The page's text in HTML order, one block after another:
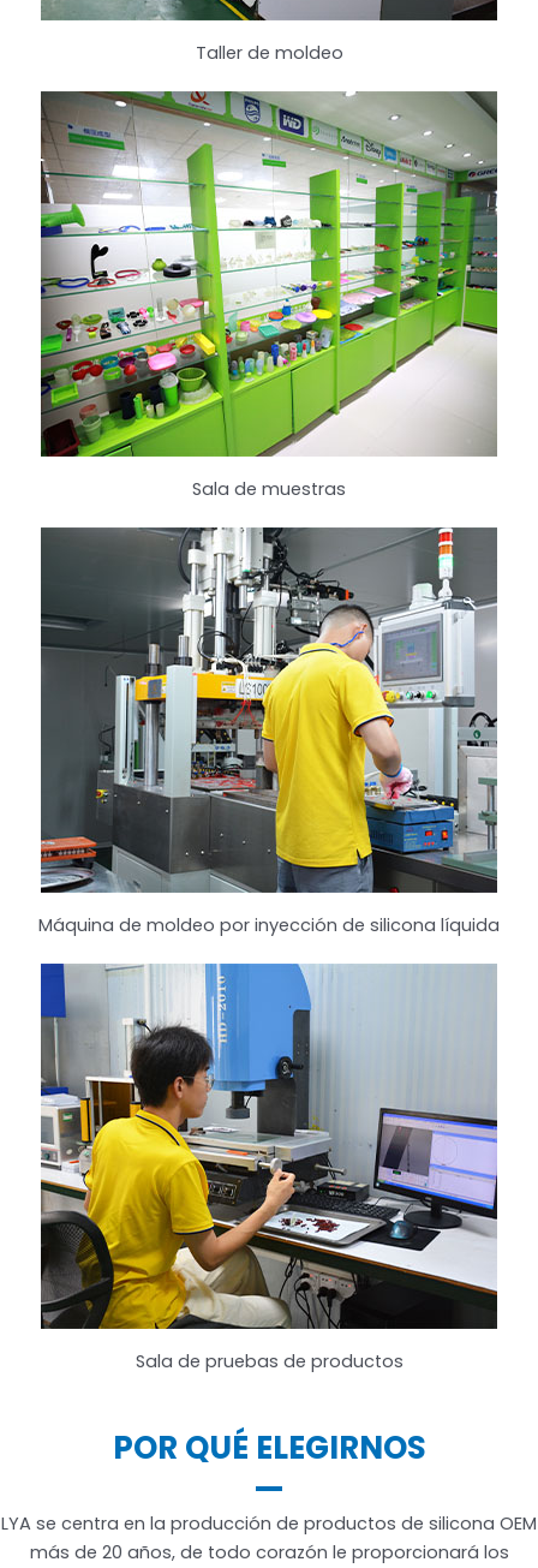
Taller de moldeo
Sala de muestras
Máquina de moldeo por inyección de silicona líquida
Sala de pruebas de productos
POR QUÉ ELEGIRNOS
LYA se centra en la producción de productos de silicona OEM
más de 20 años, de todo corazón le proporcionará los